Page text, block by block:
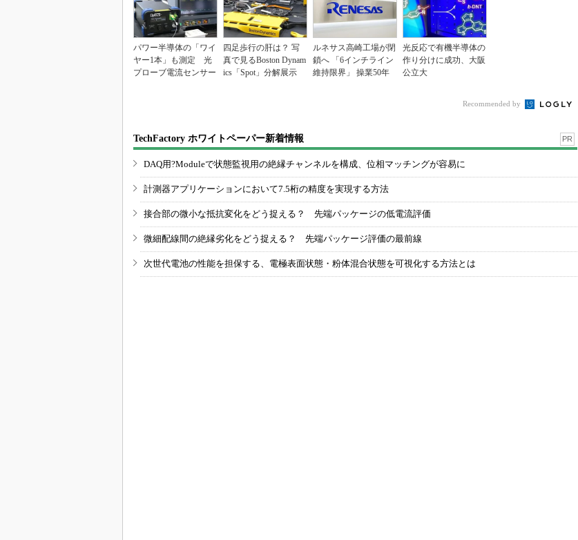
パワー半導体の「ワイ
ヤー1本」も測定 光
プローブ電流センサー
四足歩行の肝は？ 写
真で見るBoston Dynam
ics「Spot」分解展示
ルネサス高崎工場が閉
鎖へ 「6インチライン
維持限界」 操業50年
光反応で有機半導体の
作り分けに成功、大阪
公立大
Recommended by
TechFactory ホワイトペーパー新着情報 PR
DAQ用?Moduleで状態監視用の絶縁チャンネルを構成、位相マッチングが容易に
計測器アプリケーションにおいて7.5桁の精度を実現する方法
接合部の微小な抵抗変化をどう捉える？ 先端パッケージの低電流評価
微細配線間の絶縁劣化をどう捉える？ 先端パッケージ評価の最前線
次世代電池の性能を担保する、電極表面状態・粉体混合状態を可視化する方法とは